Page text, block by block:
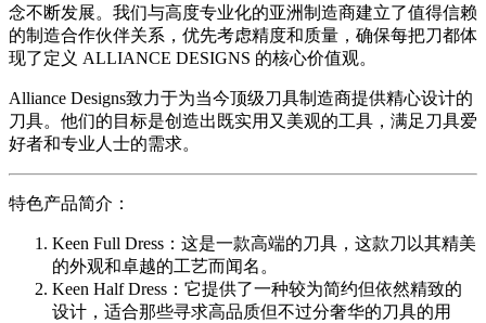
念不断发展。我们与高度专业化的亚洲制造商建立了值得信赖
的制造合作伙伴关系，优先考虑精度和质量，确保每把刀都体
现了定义 ALLIANCE DESIGNS 的核心价值观。
Alliance Designs致力于为当今顶级刀具制造商提供精心设计的
刀具。他们的目标是创造出既实用又美观的工具，满足刀具爱
好者和专业人士的需求。
特色产品简介：
Keen Full Dress：这是一款高端的刀具，这款刀以其精美
的外观和卓越的工艺而闻名。
Keen Half Dress：它提供了一种较为简约但依然精致的
设计，适合那些寻求高品质但不过分奢华的刀具的用